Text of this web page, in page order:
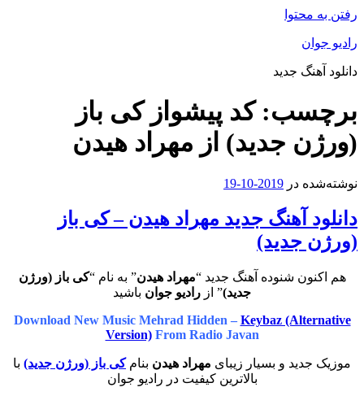
رفتن به محتوا
رادیو جوان
دانلود آهنگ جدید
برچسب:کد پیشواز کی باز
(ورژن جدید) از مهراد هیدن
نوشته‌شده در 2019-10-19
دانلود آهنگ جدید مهراد هیدن – کی باز
(ورژن جدید)
هم اکنون شنوده آهنگ جدید “مهراد هیدن” به نام “کی باز (ورژن
جدید)” از رادیو جوان باشید
Download New Music Mehrad Hidden – Keybaz (Alternative
Version)From Radio Javan
موزیک جدید و بسیار زیبای مهراد هیدن بنامکی باز (ورژن جدید) با
بالاترین کیفیت در رادیو جوان